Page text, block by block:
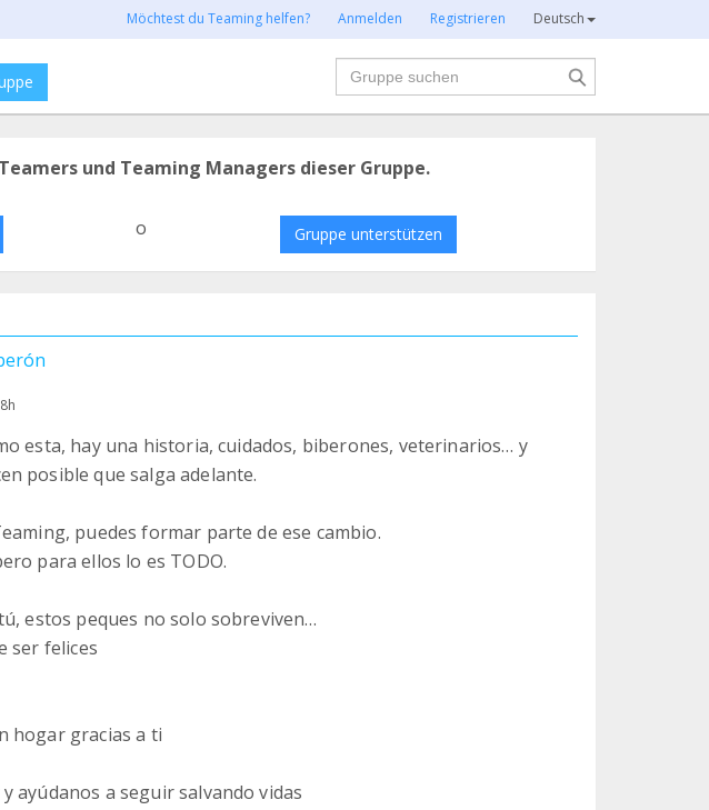
Möchtest du Teaming helfen? Anmelden Registrieren Deutsch
Suche
und Teaming Managers dieser Gruppe.
o Gruppe unterstützen
esta, hay una historia, cuidados, biberones, veterinarios… y
posible que salga adelante.
puedes formar parte de ese cambio.
para ellos lo es TODO.
estos peques no solo sobreviven…
ser felices
hogar gracias a ti
ayúdanos a seguir salvando vidas